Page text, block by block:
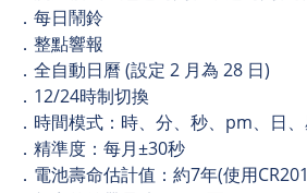
．每日鬧鈴
．整點響報
．全自動日曆 (設定 2 月為 28 日)
．12/24時制切換
．時間模式：時、分、秒、pm、日
．精準度：每月±30秒
．電池壽命估計值：約7年(使用